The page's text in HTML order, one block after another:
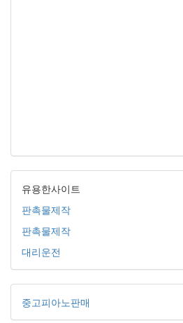
유용한사이트
판촉물제작
판촉물제작
대리운전
중고피아노판매